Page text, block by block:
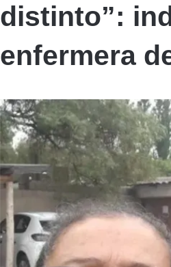
distinto”:
enfermera